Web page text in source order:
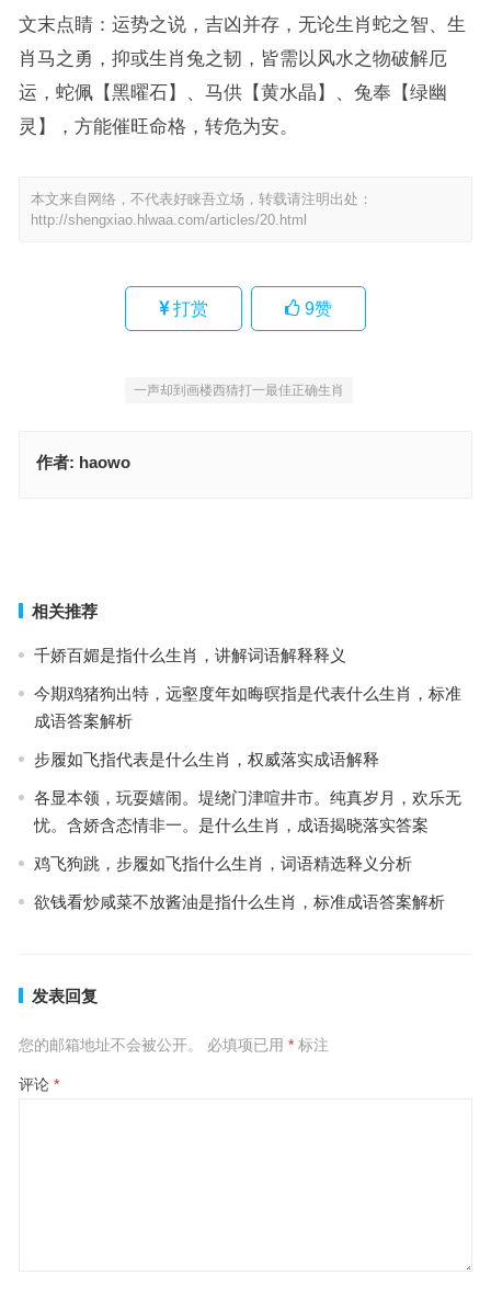
文末点睛：运势之说，吉凶并存，无论生肖蛇之智、生
肖马之勇，抑或生肖兔之韧，皆需以风水之物破解厄
运，蛇佩【黑曜石】、马供【黄水晶】、兔奉【绿幽
灵】，方能催旺命格，转危为安。
本文来自网络，不代表好睐吾立场，转载请注明出处：
http://shengxiao.hlwaa.com/articles/20.html
打赏 9赞
一声却到画楼西猜打一最佳正确生肖
作者: haowo
相关推荐
千娇百媚是指什么生肖，讲解词语解释释义
今期鸡猪狗出特，远壑度年如晦暝指是代表什么生肖，标准
成语答案解析
步履如飞指代表是什么生肖，权威落实成语解释
各显本领，玩耍嬉闹。堤绕门津喧井市。纯真岁月，欢乐无
忧。含娇含态情非一。是什么生肖，成语揭晓落实答案
鸡飞狗跳，步履如飞指什么生肖，词语精选释义分析
欲钱看炒咸菜不放酱油是指什么生肖，标准成语答案解析
发表回复
您的邮箱地址不会被公开。 必填项已用 *标注
评论 *